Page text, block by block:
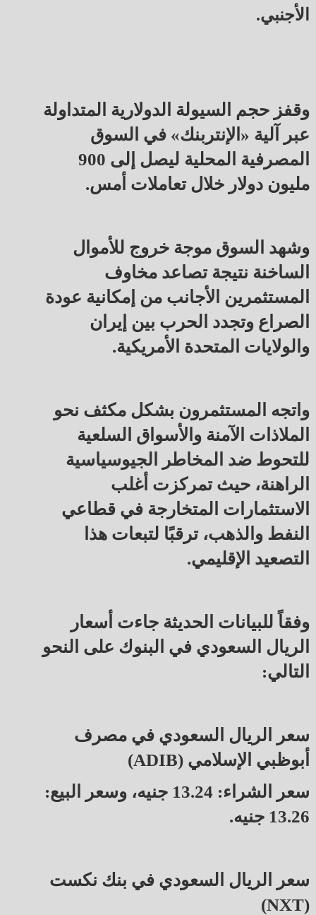
الأجنبي.
وقفز حجم السيولة الدولارية المتداولة
عبر آلية «الإنتربنك» في السوق
المصرفية المحلية ليصل إلى 900
مليون دولار خلال تعاملات أمس.
وشهد السوق موجة خروج للأموال
الساخنة نتيجة تصاعد مخاوف
المستثمرين الأجانب من إمكانية عودة
الصراع وتجدد الحرب بين إيران
والولايات المتحدة الأمريكية.
واتجه المستثمرون بشكل مكثف نحو
الملاذات الآمنة والأسواق السلعية
للتحوط ضد المخاطر الجيوسياسية
الراهنة، حيث تمركزت أغلب
الاستثمارات المتخارجة في قطاعي
النفط والذهب، ترقبًا لتبعات هذا
التصعيد الإقليمي.
وفقاً للبيانات الحديثة جاءت أسعار
الريال السعودي في البنوك على النحو
التالي:
سعر الريال السعودي في مصرف
أبوظبي الإسلامي (ADIB)
سعر الشراء: 13.24 جنيه، وسعر البيع:
13.26 جنيه.
سعر الريال السعودي في بنك نكست
(NXT)